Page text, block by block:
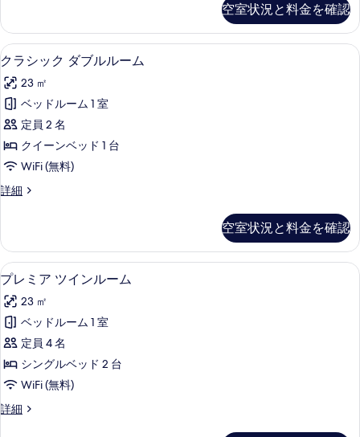
ー
ム
の
す
べ
て
の
写
真
示
す
る
ク
ツ
イ
ル
ー
の
詳
細
空室状況と料金を確認
ク
ラ
シ
ッ
ク
ダ
ブ
ル
ー
ム
の
す
べ
て
の
写
真
ミニバー、セーフティボックス (室内
4
クラシック ダブルルーム
23 ㎡
ベッドルーム 1 室
定員 2 名
クイーンベッド 1 台
WiFi (無料)
詳細
ク
ク
ダ
ブ
ル
ー
の
詳
細
空室状況と料金を確認
プ
レ
ミ
ア
ツ
イ
ン
ル
ミニバー、セーフティボックス (室内
5
プレミア ツインルーム
23 ㎡
ベッドルーム 1 室
定員 4 名
シングルベッド 2 台
WiFi (無料)
詳細
プ